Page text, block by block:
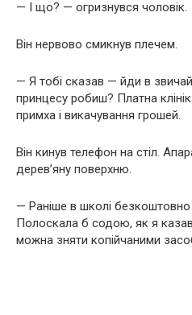
— І що? — огризнувся чоловік.
Він нервово смикнув плечем.
— Я тобі сказав — йди в
принцесу робиш? Платна
примха і викачування грошей.
Він кинув телефон на стіл.
дерев’яну поверхню.
— Раніше в школі безкоштовно
Полоскала б содою, як я
можна зняти копійчаними